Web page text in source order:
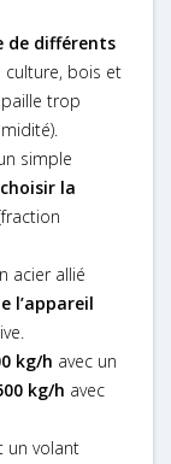
de différents
culture, bois et
trop
simple
choisir la
acier allié
l’appareil
kg/h avec un
kg/h avec
un volant